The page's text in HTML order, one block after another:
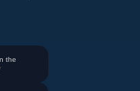
the